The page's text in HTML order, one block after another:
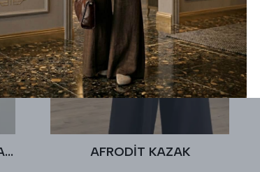
AÇELYA TENSEL ŞALVAR PANTALON AFRODİT KAZAK